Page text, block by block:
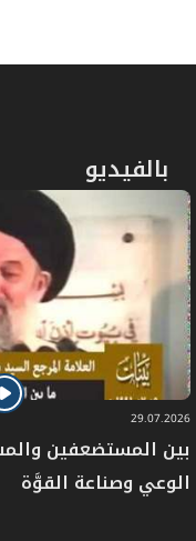
بالفيديو
29.07.2026
بين المستضعفين
الوعي وصناعة القوَّة